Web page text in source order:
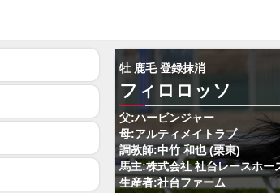
牡 鹿毛 登録抹消
フィロロッソ
父:ハービンジャー
母:アルティメイトラブ
調教師:中竹 和也 (栗東)
馬主:株式会社 社台レースホー
生産者:社台ファーム